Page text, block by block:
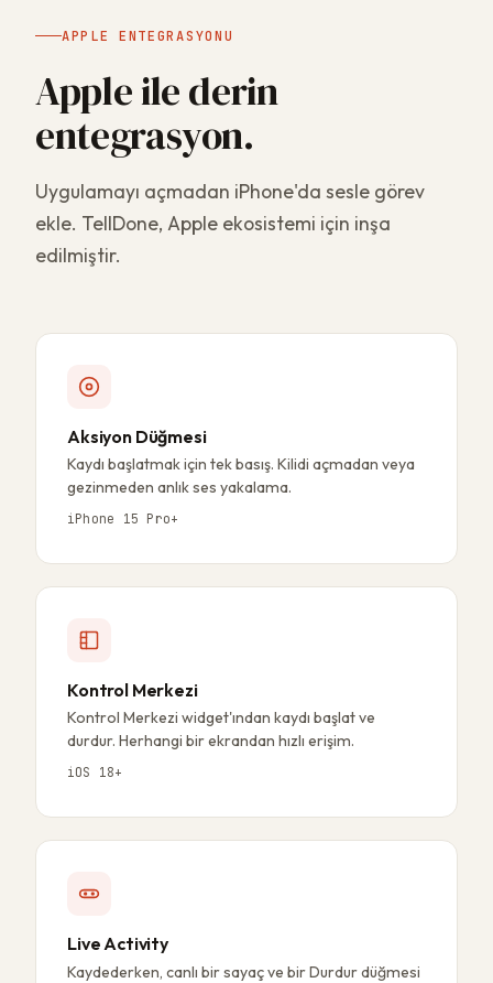
APPLE ENTEGRASYONU
Apple ile derin
entegrasyon.
Uygulamayı açmadan iPhone'da sesle görev
ekle. TellDone, Apple ekosistemi için inşa
edilmiştir.
Aksiyon Düğmesi
Kaydı başlatmak için tek basış. Kilidi açmadan veya
gezinmeden anlık ses yakalama.
iPhone 15 Pro+
Kontrol Merkezi
Kontrol Merkezi widget'ından kaydı başlat ve
durdur. Herhangi bir ekrandan hızlı erişim.
iOS 18+
Live Activity
Kaydederken, canlı bir sayaç ve bir Durdur düğmesi